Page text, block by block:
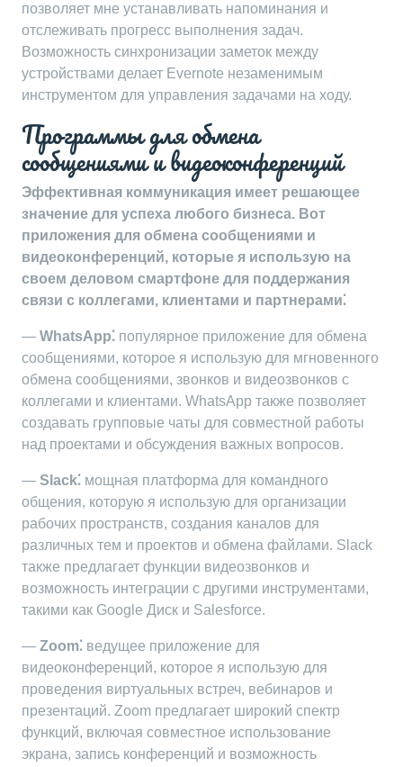
позволяет мне устанавливать напоминания и
отслеживать прогресс выполнения задач.
Возможность синхронизации заметок между
устройствами делает Evernote незаменимым
инструментом для управления задачами на ходу.
Программы для обмена
сообщениями и видеоконференций
Эффективная коммуникация имеет решающее
значение для успеха любого бизнеса. Вот
приложения для обмена сообщениями и
видеоконференций, которые я использую на
своем деловом смартфоне для поддержания
связи с коллегами, клиентами и партнерами⁚
— WhatsApp⁚ популярное приложение для обмена
сообщениями, которое я использую для мгновенного
обмена сообщениями, звонков и видеозвонков с
коллегами и клиентами. WhatsApp также позволяет
создавать групповые чаты для совместной работы
над проектами и обсуждения важных вопросов.
— Slack⁚ мощная платформа для командного
общения, которую я использую для организации
рабочих пространств, создания каналов для
различных тем и проектов и обмена файлами. Slack
также предлагает функции видеозвонков и
возможность интеграции с другими инструментами,
такими как Google Диск и Salesforce.
— Zoom⁚ ведущее приложение для
видеоконференций, которое я использую для
проведения виртуальных встреч, вебинаров и
презентаций. Zoom предлагает широкий спектр
функций, включая совместное использование
экрана, запись конференций и возможность